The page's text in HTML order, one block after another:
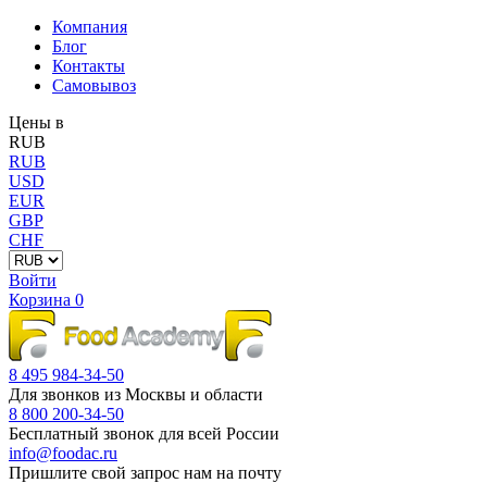
Компания
Блог
Контакты
Самовывоз
Цены в
RUB
RUB
USD
EUR
GBP
CHF
Войти
Корзина 0
8 495 984-34-50
Для звонков из Москвы и области
8 800 200-34-50
Бесплатный звонок для всей России
info@foodac.ru
Пришлите свой запрос нам на почту